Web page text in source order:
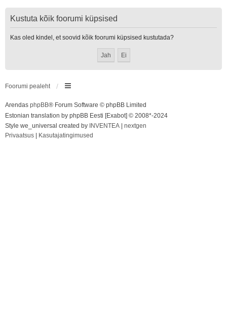
Kustuta kõik foorumi küpsised
Kas oled kindel, et soovid kõik foorumi küpsised kustutada?
Foorumi pealeht
Arendas phpBB® Forum Software © phpBB Limited
Estonian translation by phpBB Eesti [Exabot] © 2008*-2024
Style we_universal created by INVENTEA
nextgen
Privaatsus
Kasutajatingimused